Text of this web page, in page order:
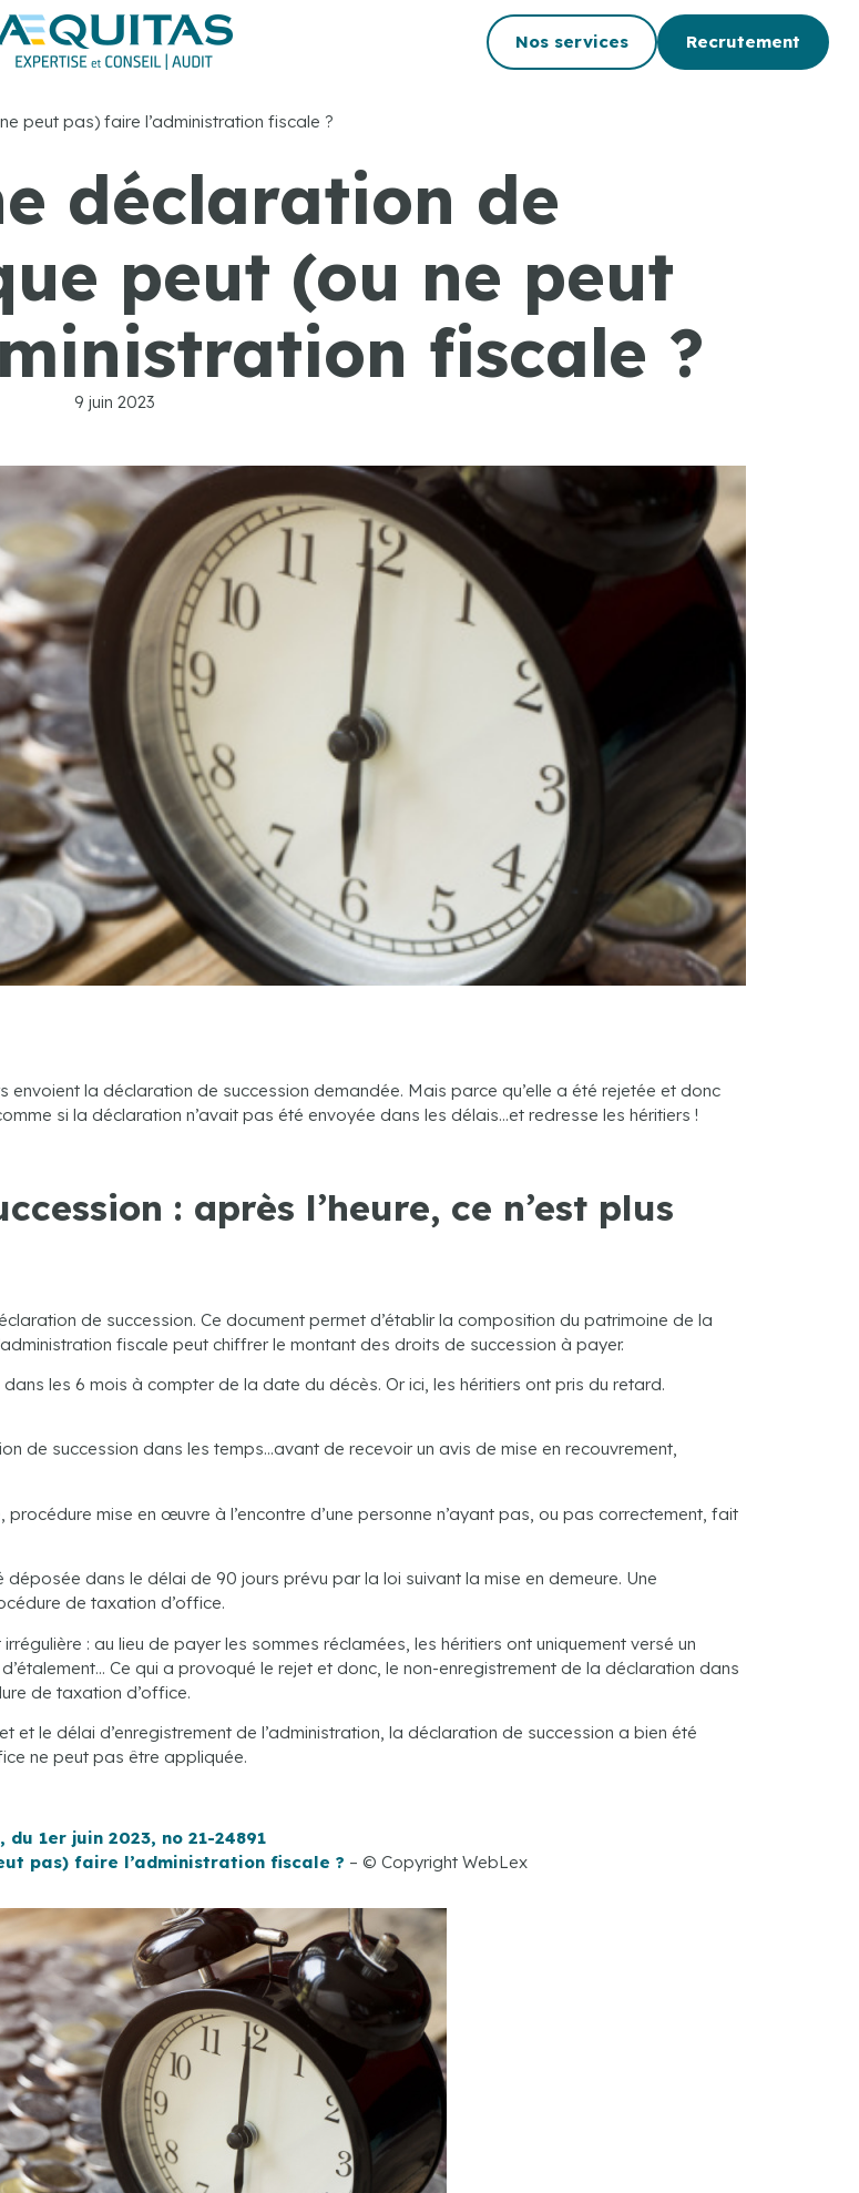
Nos services Recrutement
peut pas) faire l’administration fiscale ?
déclaration de
peut (ou ne peut
fiscale ?
9 juin 2023
envoient la déclaration de succession demandée. Mais parce qu’elle a été rejetée et donc
si la déclaration n’avait pas été envoyée dans les délais…et redresse les héritiers !
: après l’heure, ce n’est plus
de succession. Ce document permet d’établir la composition du patrimoine de la
fiscale peut chiffrer le montant des droits de succession à payer.
les 6 mois à compter de la date du décès. Or ici, les héritiers ont pris du retard.
de succession dans les temps…avant de recevoir un avis de mise en recouvrement,
mise en œuvre à l’encontre d’une personne n’ayant pas, ou pas correctement, fait
dans le délai de 90 jours prévu par la loi suivant la mise en demeure. Une
de taxation d’office.
: au lieu de payer les sommes réclamées, les héritiers ont uniquement versé un
Ce qui a provoqué le rejet et donc, le non-enregistrement de la déclaration dans
de taxation d’office.
et le délai d’enregistrement de l’administration, la déclaration de succession a bien été
ne peut pas être appliquée.
1er juin 2023, no 21-24891
pas) faire l’administration fiscale ? – © Copyright WebLex